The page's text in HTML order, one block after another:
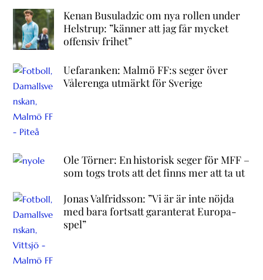
Kenan Busuladzic om nya rollen under
Helstrup: ”känner att jag får mycket
offensiv frihet”
Uefaranken: Malmö FF:s seger över
Vålerenga utmärkt för Sverige
Ole Törner: En historisk seger för MFF –
som togs trots att det finns mer att ta ut
Jonas Valfridsson: ”Vi är är inte nöjda
med bara fortsatt garanterat Europa-
spel”